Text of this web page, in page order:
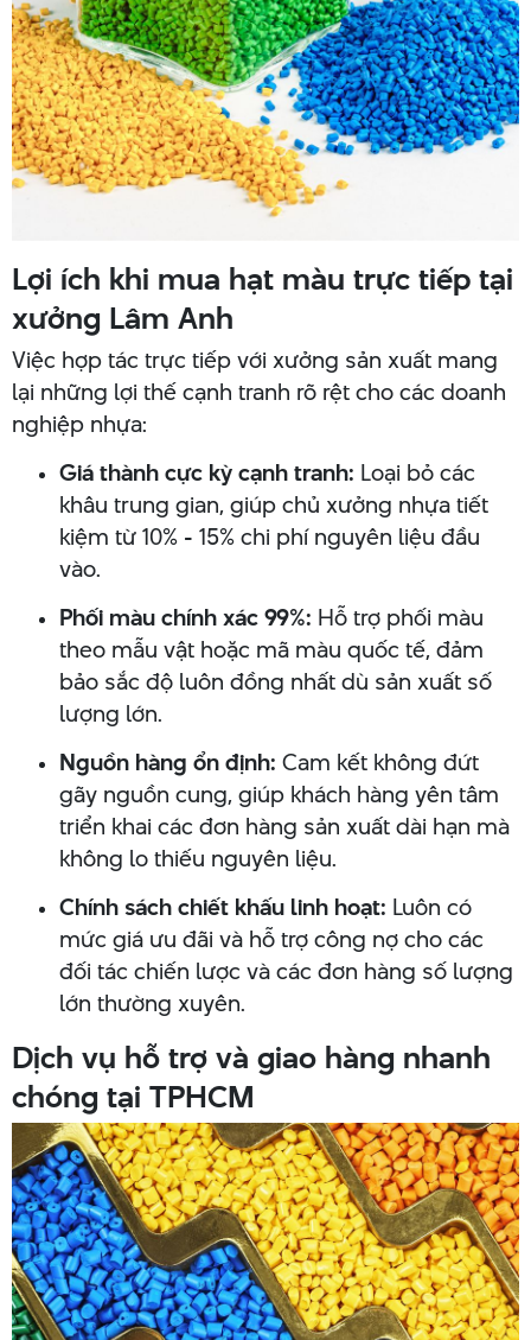
Lợi ích khi mua hạt màu trực tiếp tại
xưởng Lâm Anh
Việc hợp tác trực tiếp với xưởng sản xuất mang
lại những lợi thế cạnh tranh rõ rệt cho các doanh
nghiệp nhựa:
Giá thành cực kỳ cạnh tranh: Loại bỏ các
khâu trung gian, giúp chủ xưởng nhựa tiết
kiệm từ 10% - 15% chi phí nguyên liệu đầu
vào.
Phối màu chính xác 99%: Hỗ trợ phối màu
theo mẫu vật hoặc mã màu quốc tế, đảm
bảo sắc độ luôn đồng nhất dù sản xuất số
lượng lớn.
Nguồn hàng ổn định: Cam kết không đứt
gãy nguồn cung, giúp khách hàng yên tâm
triển khai các đơn hàng sản xuất dài hạn mà
không lo thiếu nguyên liệu.
Chính sách chiết khấu linh hoạt: Luôn có
mức giá ưu đãi và hỗ trợ công nợ cho các
đối tác chiến lược và các đơn hàng số lượng
lớn thường xuyên.
Dịch vụ hỗ trợ và giao hàng nhanh
chóng tại TPHCM